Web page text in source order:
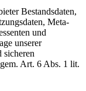
Bestandsdaten,
Meta-
und
unserer
sicheren
Art. 6 Abs. 1 lit.